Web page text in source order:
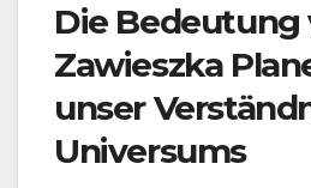
Die Bedeutung
Zawieszka
unser
Universums